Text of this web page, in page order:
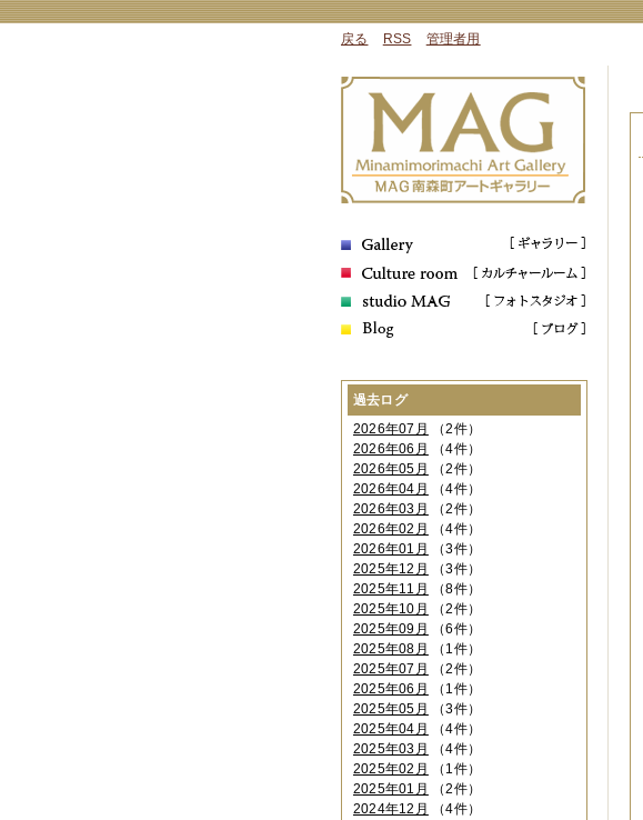
戻る RSS 管理者用
過去ログ
2026年07月
（2件）
2026年06月
（4件）
2026年05月
（2件）
2026年04月
（4件）
2026年03月
（2件）
2026年02月
（4件）
2026年01月
（3件）
2025年12月
（3件）
2025年11月
（8件）
2025年10月
（2件）
2025年09月
（6件）
2025年08月
（1件）
2025年07月
（2件）
2025年06月
（1件）
2025年05月
（3件）
2025年04月
（4件）
2025年03月
（4件）
2025年02月
（1件）
2025年01月
（2件）
2024年12月
（4件）